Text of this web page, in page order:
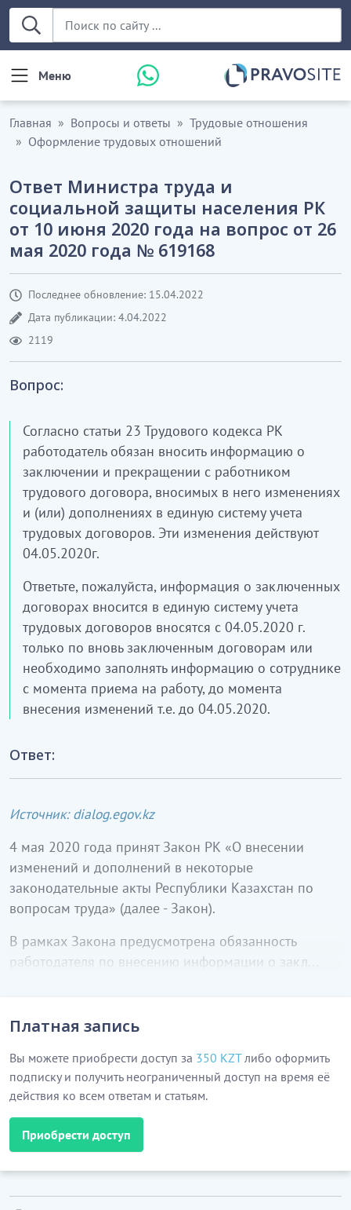
Меню
Главная Вопросы и ответы
Трудовые отношения
Оформление трудовых отношений
Ответ Министра труда и
социальной защиты населения РК
от 10 июня 2020 года на вопрос от 26
мая 2020 года № 619168
Последнее обновление: 15.04.2022
Дата публикации: 4.04.2022
2119
Вопрос:
Согласно статьи 23 Трудового кодекса РК
работодатель обязан вносить информацию о
заключении и прекращении с работником
трудового договора, вносимых в него изменениях
и (или) дополнениях в единую систему учета
трудовых договоров. Эти изменения действуют
04.05.2020г.
Ответьте, пожалуйста, информация о заключенных
договорах вносится в единую систему учета
трудовых договоров вносятся с 04.05.2020 г.
только по вновь заключенным договорам или
необходимо заполнять информацию о сотруднике
с момента приема на работу, до момента
внесения изменений т.е. до 04.05.2020.
Ответ:
Источник: dialog.egov.kz
4 мая 2020 года принят Закон РК «О внесении
изменений и дополнений в некоторые
законодательные акты Республики Казахстан по
вопросам труда» (далее - Закон).
В рамках Закона предусмотрена обязанность
работодателя по внесению информации о закл...
Платная запись
Вы можете приобрести доступ за 350 KZTлибо оформить
подписку и получить неограниченный доступ на время её
действия ко всем ответам и статьям.
Приобрести доступ